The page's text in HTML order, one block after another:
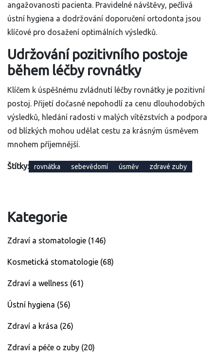
angažovanosti pacienta. Pravidelné návštěvy, pečlivá
ústní hygiena a dodržování doporučení ortodonta jsou
klíčové pro dosažení optimálních výsledků.
Udržování pozitivního postoje
během léčby rovnátky
Klíčem k úspěšnému zvládnutí léčby rovnátky je pozitivní
postoj. Přijetí dočasné nepohodlí za cenu dlouhodobých
výsledků, hledání radosti v malých vítězstvích a podpora
od blízkých mohou udělat cestu za krásným úsměvem
mnohem příjemnější.
Štítky: rovnátka sebevědomí úsměv zdravé zuby
Kategorie
Zdraví a stomatologie (146)
Kosmetická stomatologie (68)
Zdraví a wellness (61)
Ústní hygiena (56)
Zdraví a krása (26)
Zdraví a péče o zuby (20)